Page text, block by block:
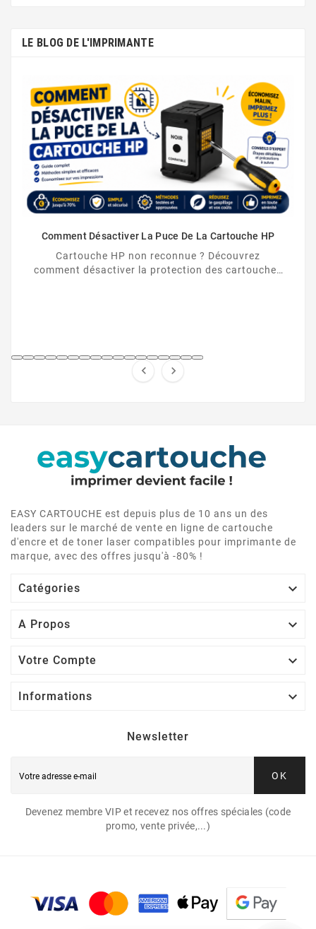
LE BLOG DE L'IMPRIMANTE
Comment Désactiver La Puce De La Cartouche HP
Cartouche HP non reconnue ? Découvrez
comment désactiver la protection des cartouches
 
EASY CARTOUCHE est depuis plus de 10 ans un des
leaders sur le marché de vente en ligne de cartouche
d'encre et de toner laser compatibles pour imprimante de
marque, avec des offres jusqu'à -80% !
Catégories 
A Propos 
Votre Compte 
Informations 
Newsletter
OK
Devenez membre VIP et recevez nos offres spéciales (code
promo, vente privée,...)